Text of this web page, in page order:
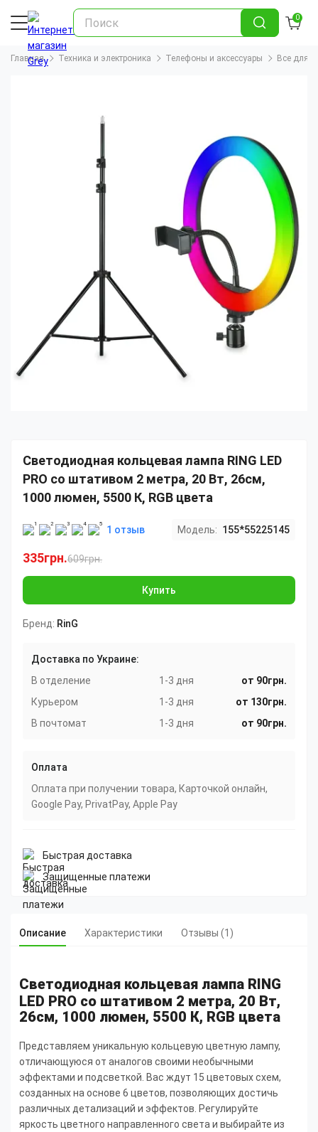
0
Главная Техника и электроника Телефоны и аксессуары Все для
Светодиодная кольцевая лампа RING LED
PRO со штативом 2 метра, 20 Вт, 26см,
1000 люмен, 5500 К, RGB цвета
1 отзыв Модель: 155*55225145
335грн.609грн.
Купить
Бренд: RinG
Доставка по Украине:
В отделение
1-3 дня
от 90грн.
Курьером
1-3 дня
от 130грн.
В почтомат
1-3 дня от 90грн.
Оплата
Оплата при получении товара, Карточкой онлайн,
Google Pay, PrivatPay, Apple Pay
Быстрая доставка
Защищенные платежи
Описание Характеристики Отзывы (1)
Светодиодная кольцевая лампа RING
LED PRO со штативом 2 метра, 20 Вт,
26см, 1000 люмен, 5500 К, RGB цвета
Представляем уникальную кольцевую цветную лампу,
отличающуюся от аналогов своими необычными
эффектами и подсветкой. Вас ждут 15 цветовых схем,
созданных на основе 6 цветов, позволяющих достичь
различных детализаций и эффектов. Регулируйте
яркость цветного направленного света и выбирайте из